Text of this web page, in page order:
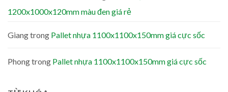
1200x1000x120mm màu đen giá rẻ
Giangtrong Pallet nhựa 1100x1100x150mm giá cực sốc
Phongtrong Pallet nhựa 1100x1100x150mm giá cực sốc